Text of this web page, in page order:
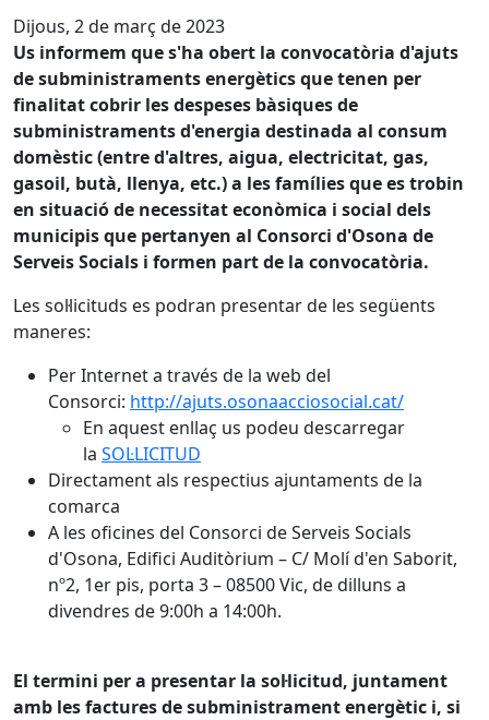
Dijous, 2 de març de 2023
Us informem que s'ha obert la convocatòria d'ajuts
de subministraments energètics que tenen per
finalitat cobrir les despeses bàsiques de
subministraments d'energia destinada al consum
domèstic (entre d'altres, aigua, electricitat, gas,
gasoil, butà, llenya, etc.) a les famílies que es trobin
en situació de necessitat econòmica i social dels
municipis que pertanyen al Consorci d'Osona de
Serveis Socials i formen part de la convocatòria.
Les sol·licituds es podran presentar de les següents
maneres:
Per Internet a través de la web del
Consorci: http://ajuts.osonaacciosocial.cat/
En aquest enllaç us podeu descarregar
la SOL·LICITUD
Directament als respectius ajuntaments de la
comarca
A les oficines del Consorci de Serveis Socials
d'Osona, Edifici Auditòrium – C/ Molí d'en Saborit,
nº2, 1er pis, porta 3 – 08500 Vic, de dilluns a
divendres de 9:00h a 14:00h.
El termini per a presentar la sol·licitud, juntament
amb les factures de subministrament energètic i, si